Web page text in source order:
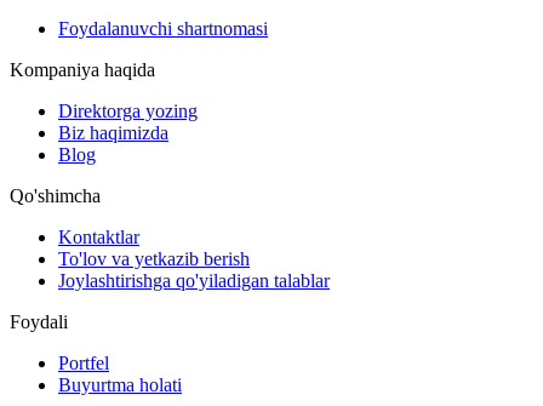
Foydalanuvchi shartnomasi
Kompaniya haqida
Direktorga yozing
Biz haqimizda
Blog
Qo'shimcha
Kontaktlar
To'lov va yetkazib berish
Joylashtirishga qo'yiladigan talablar
Foydali
Portfel
Buyurtma holati